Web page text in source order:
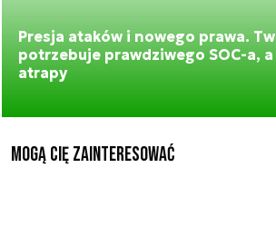
Presja ataków i nowego prawa.
potrzebuje prawdziwego SOC-a,
atrapy
Mogą Cię zainteresować